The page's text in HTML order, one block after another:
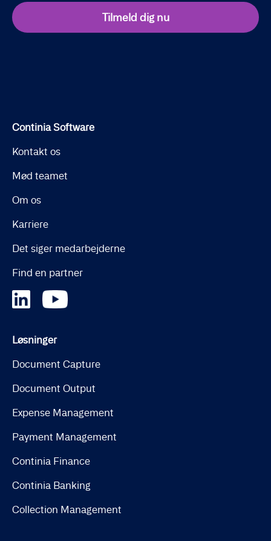
Tilmeld dig nu
Continia Software
Kontakt os
Mød teamet
Om os
Karriere
Det siger medarbejderne
Find en partner
Løsninger
Document Capture
Document Output
Expense Management
Payment Management
Continia Finance
Continia Banking
Collection Management